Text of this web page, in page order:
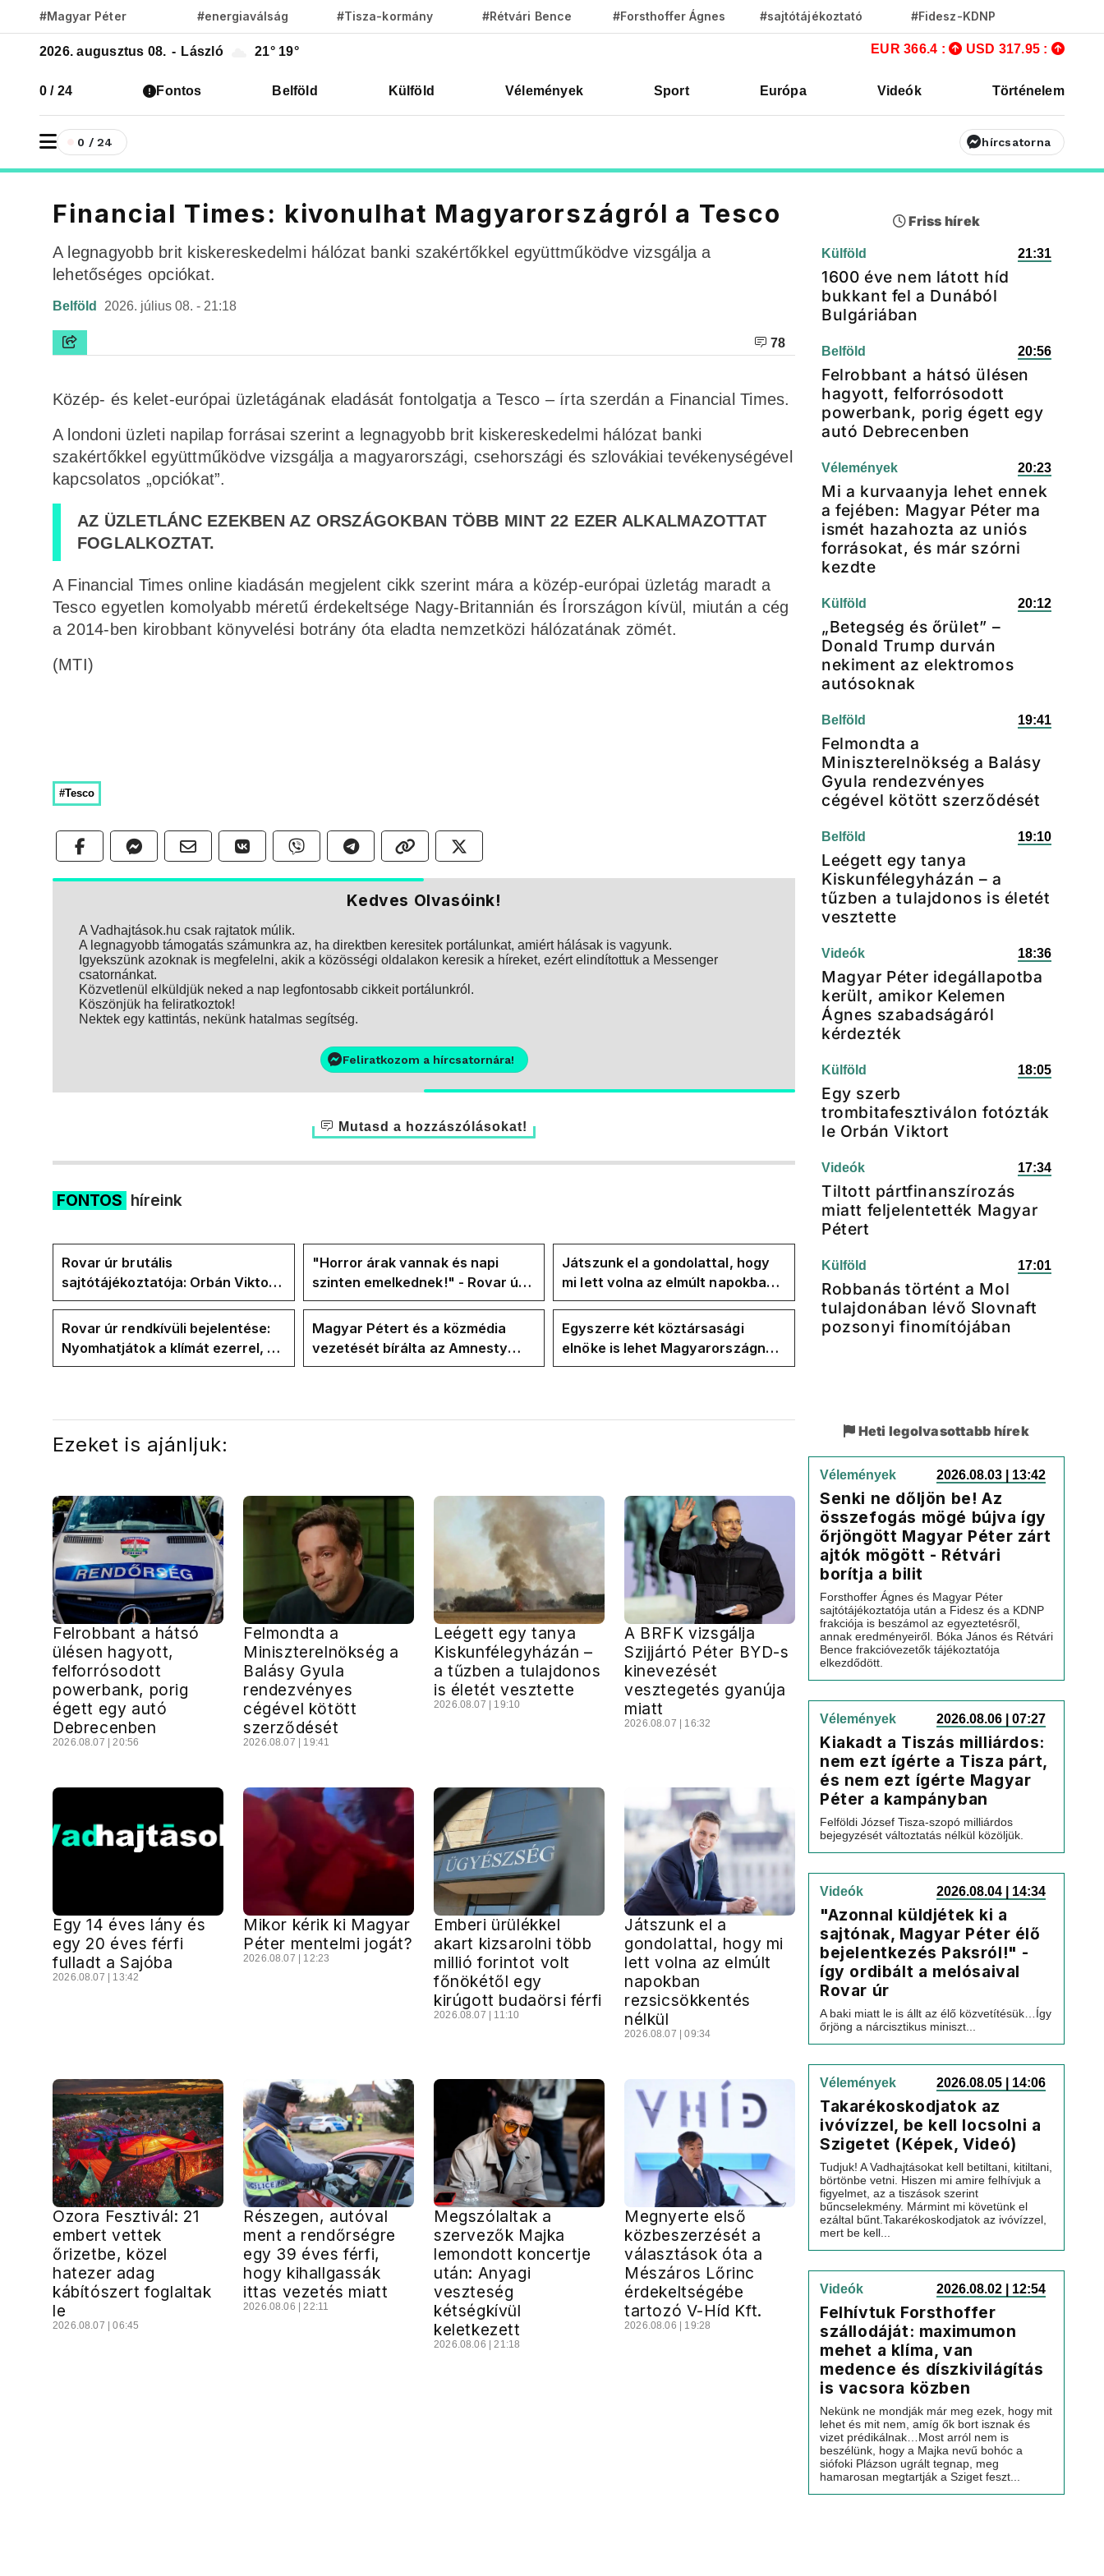
#Magyar Péter #energiaválság #Tisza-kormány #Rétvári Bence #Forsthoffer Ágnes #sajtótájékoztató #Fidesz-KDNP
2026. augusztus 08. - László 21° 19° EUR 366.4 : USD 317.95 :
0 / 24 Fontos Belföld Külföld Vélemények Sport Európa Videók Történelem
0 / 24 hírcsatorna
Financial Times: kivonulhat Magyarországról a Tesco
A legnagyobb brit kiskereskedelmi hálózat banki szakértőkkel együttműködve vizsgálja a
lehetőséges opciókat.
Belföld 2026. július 08. - 21:18
78
Közép- és kelet-európai üzletágának eladását fontolgatja a Tesco – írta szerdán a Financial Times.
A londoni üzleti napilap forrásai szerint a legnagyobb brit kiskereskedelmi hálózat banki
szakértőkkel együttműködve vizsgálja a magyarországi, csehországi és szlovákiai tevékenységével
kapcsolatos „opciókat”.
AZ ÜZLETLÁNC EZEKBEN AZ ORSZÁGOKBAN TÖBB MINT 22 EZER ALKALMAZOTTAT
FOGLALKOZTAT.
A Financial Times online kiadásán megjelent cikk szerint mára a közép-európai üzletág maradt a
Tesco egyetlen komolyabb méretű érdekeltsége Nagy-Britannián és Írországon kívül, miután a cég
a 2014-ben kirobbant könyvelési botrány óta eladta nemzetközi hálózatának zömét.
(MTI)
#Tesco
Kedves Olvasóink!
A Vadhajtások.hu csak rajtatok múlik.
A legnagyobb támogatás számunkra az, ha direktben keresitek portálunkat, amiért hálásak is vagyunk.
Igyekszünk azoknak is megfelelni, akik a közösségi oldalakon keresik a híreket, ezért elindítottuk a Messenger
csatornánkat.
Közvetlenül elküldjük neked a nap legfontosabb cikkeit portálunkról.
Köszönjük ha feliratkoztok!
Nektek egy kattintás, nekünk hatalmas segítség.
Feliratkozom a hírcsatornára!
Mutasd a hozzászólásokat!
FONTOS híreink
Rovar úr brutális
sajtótájékoztatója: Orbán Viktor
és a Vadhajtások a felelős a
kialakult helyzetért
"Horror árak vannak és napi
szinten emelkednek!" - Rovar úr
Facebook-oldalán lázadnak a
Tiszások
Játszunk el a gondolattal, hogy
mi lett volna az elmúlt napokban
rezsicsökkentés nélkül
Rovar úr rendkívüli bejelentése:
Nyomhatjátok a klímát ezerrel, a
hűtőket letekerhetitek, vége az
Magyar Pétert és a közmédia
vezetését bírálta az Amnesty
International a Klubrádióban
Egyszerre két köztársasági
elnöke is lehet Magyarországnak
jövő hétre
Ezeket is ajánljuk:
Felrobbant a hátsó
ülésen hagyott,
felforrósodott
powerbank, porig
égett egy autó
Debrecenben
2026.08.07 | 20:56
Felmondta a
Miniszterelnökség a
Balásy Gyula
rendezvényes
cégével kötött
szerződését
2026.08.07 | 19:41
Leégett egy tanya
Kiskunfélegyházán –
a tűzben a tulajdonos
is életét vesztette
2026.08.07 | 19:10
A BRFK vizsgálja
Szijjártó Péter BYD-s
kinevezését
vesztegetés gyanúja
miatt
2026.08.07 | 16:32
Egy 14 éves lány és
egy 20 éves férfi
fulladt a Sajóba
2026.08.07 | 13:42
Mikor kérik ki Magyar
Péter mentelmi jogát?
2026.08.07 | 12:23
Emberi ürülékkel
akart kizsarolni több
millió forintot volt
főnökétől egy
kirúgott budaörsi férfi
2026.08.07 | 11:10
Játszunk el a
gondolattal, hogy mi
lett volna az elmúlt
napokban
rezsicsökkentés
nélkül
2026.08.07 | 09:34
Ozora Fesztivál: 21
embert vettek
őrizetbe, közel
hatezer adag
kábítószert foglaltak
le
2026.08.07 | 06:45
Részegen, autóval
ment a rendőrségre
egy 39 éves férfi,
hogy kihallgassák
ittas vezetés miatt
2026.08.06 | 22:11
Megszólaltak a
szervezők Majka
lemondott koncertje
után: Anyagi
veszteség
kétségkívül
keletkezett
2026.08.06 | 21:18
Megnyerte első
közbeszerzését a
választások óta a
Mészáros Lőrinc
érdekeltségébe
tartozó V-Híd Kft.
2026.08.06 | 19:28
Friss hírek
Külföld 21:31
1600 éve nem látott híd
bukkant fel a Dunából
Bulgáriában
Belföld 20:56
Felrobbant a hátsó ülésen
hagyott, felforrósodott
powerbank, porig égett egy
autó Debrecenben
Vélemények 20:23
Mi a kurvaanyja lehet ennek
a fejében: Magyar Péter ma
ismét hazahozta az uniós
forrásokat, és már szórni
kezdte
Külföld 20:12
„Betegség és őrület” –
Donald Trump durván
nekiment az elektromos
autósoknak
Belföld 19:41
Felmondta a
Miniszterelnökség a Balásy
Gyula rendezvényes
cégével kötött szerződését
Belföld 19:10
Leégett egy tanya
Kiskunfélegyházán – a
tűzben a tulajdonos is életét
vesztette
Videók 18:36
Magyar Péter idegállapotba
került, amikor Kelemen
Ágnes szabadságáról
kérdezték
Külföld 18:05
Egy szerb
trombitafesztiválon fotózták
le Orbán Viktort
Videók 17:34
Tiltott pártfinanszírozás
miatt feljelentették Magyar
Pétert
Külföld 17:01
Robbanás történt a Mol
tulajdonában lévő Slovnaft
pozsonyi finomítójában
Heti legolvasottabb hírek
Vélemények 2026.08.03 | 13:42
Senki ne dőljön be! Az
összefogás mögé bújva így
őrjöngött Magyar Péter zárt
ajtók mögött - Rétvári
borítja a bilit
Forsthoffer Ágnes és Magyar Péter
sajtótájékoztatója után a Fidesz és a KDNP
frakciója is beszámol az egyeztetésről,
annak eredményeiről. Bóka János és Rétvári
Bence frakcióvezetők tájékoztatója
elkezdődött.
Vélemények 2026.08.06 | 07:27
Kiakadt a Tiszás milliárdos:
nem ezt ígérte a Tisza párt,
és nem ezt ígérte Magyar
Péter a kampányban
Felföldi József Tisza-szopó milliárdos
bejegyzését változtatás nélkül közöljük.
Videók 2026.08.04 | 14:34
"Azonnal küldjétek ki a
sajtónak, Magyar Péter élő
bejelentkezés Paksról!" -
így ordibált a melósaival
Rovar úr
A baki miatt le is állt az élő közvetítésük…Így
őrjöng a nárcisztikus miniszt...
Vélemények 2026.08.05 | 14:06
Takarékoskodjatok az
ivóvízzel, be kell locsolni a
Szigetet (Képek, Videó)
Tudjuk! A Vadhajtásokat kell betiltani, kitiltani,
börtönbe vetni. Hiszen mi amire felhívjuk a
figyelmet, az a tiszások szerint
bűncselekmény. Mármint mi követünk el
ezáltal bűnt.Takarékoskodjatok az ivóvízzel,
mert be kell...
Videók 2026.08.02 | 12:54
Felhívtuk Forsthoffer
szállodáját: maximumon
mehet a klíma, van
medence és díszkivilágítás
is vacsora közben
Nekünk ne mondják már meg ezek, hogy mit
lehet és mit nem, amíg ők bort isznak és
vizet prédikálnak…Most arról nem is
beszélünk, hogy a Majka nevű bohóc a
siófoki Plázson ugrált tegnap, meg
hamarosan megtartják a Sziget feszt...